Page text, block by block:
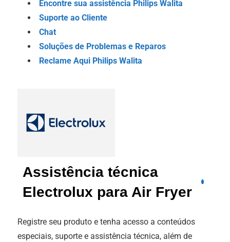
Encontre sua assistência Philips Walita
Suporte ao Cliente
Chat
Soluções de Problemas e Reparos
Reclame Aqui Philips Walita
Assistência técnica
Electrolux para Air Fryer
Registre seu produto e tenha acesso a conteúdos
especiais, suporte e assistência técnica, além de